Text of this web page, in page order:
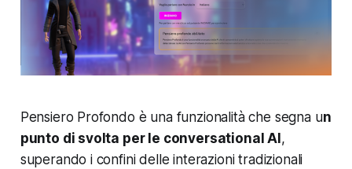
Pensiero Profondo è una funzionalità che segna un
punto di svolta per le conversational AI ,
superando i confini delle interazioni tradizionali